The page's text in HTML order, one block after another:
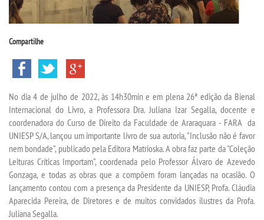
TECNOLÓGICOS
VESTIBULAR
INSCREVA-SE
TRANSFERÊNCIA
SEGUNDA GRADUAÇÃO
MATRÍCULA
EDITAL
Compartilhe
No dia 4 de julho de 2022, às 14h30min e em plena 26ª edição da Bienal
Internacional do Livro, a Professora Dra. Juliana Izar Segalla, docente e
coordenadora do Curso de Direito da Faculdade de Araraquara - FARA da
UNIESP S/A, lançou um importante livro de sua autoria, "Inclusão não é favor
nem bondade", publicado pela Editora Matrioska. A obra faz parte da "Coleção
Leituras Críticas Importam", coordenada pelo Professor Álvaro de Azevedo
Gonzaga, e todas as obras que a compõem foram lançadas na ocasião. O
lançamento contou com a presença da Presidente da UNIESP, Profa. Cláudia
Aparecida Pereira, de Diretores e de muitos convidados ilustres da Profa.
Juliana Segalla.